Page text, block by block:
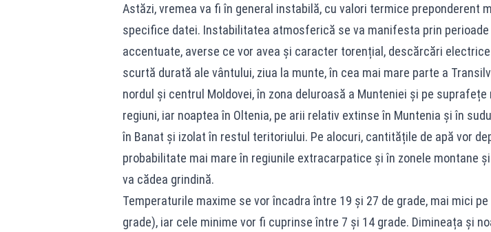
Astăzi, vremea va fi în general instabilă, cu valori termice preponderent
specifice datei. Instabilitatea atmosferică se va manifesta prin perioade
accentuate, averse ce vor avea și caracter torențial, descărcări
scurtă durată ale vântului, ziua la munte, în cea mai mare parte a
nordul și centrul Moldovei, în zona deluroasă a Munteniei și pe
regiuni, iar noaptea în Oltenia, pe arii relativ extinse în Muntenia și în
în Banat și izolat în restul teritoriului. Pe alocuri, cantitățile de apă vor
probabilitate mai mare în regiunile extracarpatice și în zonele montane
va cădea grindină.
Temperaturile maxime se vor încadra între 19 și 27 de grade, mai mici
grade), iar cele minime vor fi cuprinse între 7 și 14 grade. Dimineața și